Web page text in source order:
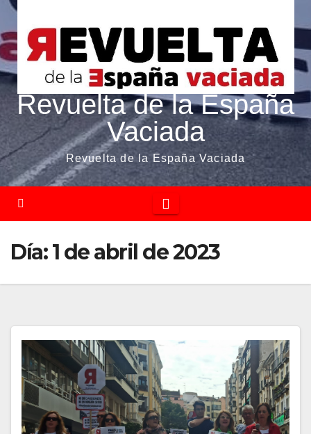
Revuelta de la España
Vaciada
Revuelta de la España Vaciada
Día:1 de abril de 2023